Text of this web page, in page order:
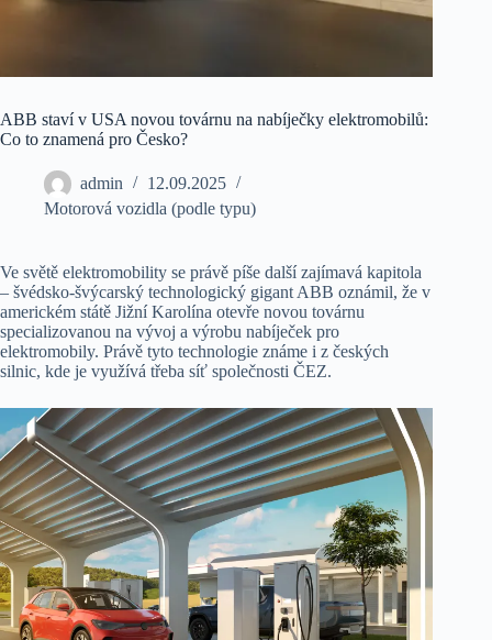
ABB staví v USA novou továrnu na nabíječky elektromobilů:
Co to znamená pro Česko?
admin
12.09.2025
Motorová vozidla (podle typu)
Ve světě elektromobility se právě píše další zajímavá kapitola
– švédsko-švýcarský technologický gigant ABB oznámil, že v
americkém státě Jižní Karolína otevře novou továrnu
specializovanou na vývoj a výrobu nabíječek pro
elektromobily. Právě tyto technologie známe i z českých
silnic, kde je využívá třeba síť společnosti ČEZ.